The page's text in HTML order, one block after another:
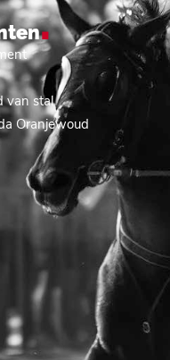
.
van stal
Oranjewoud